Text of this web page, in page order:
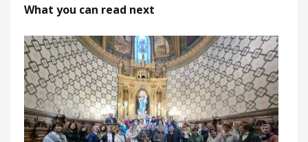
What you can read next